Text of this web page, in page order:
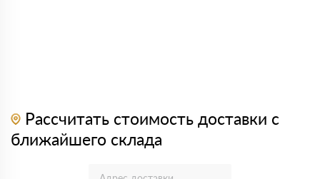
Рассчитать стоимость доставки с
ближайшего склада